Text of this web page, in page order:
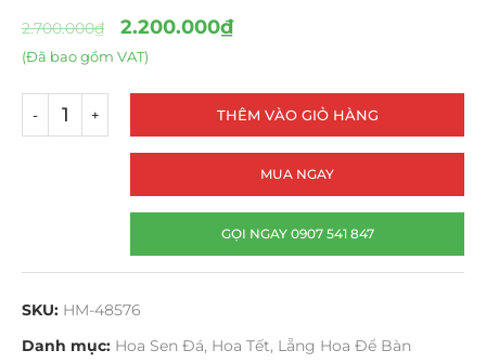
2.700.000₫ 2.200.000₫
(Đã bao gồm VAT)
THÊM VÀO GIỎ HÀNG
MUA NGAY
GỌI NGAY 0907 541 847
SKU: HM-48576
Danh mục: Hoa Sen Đá, Hoa Tết, Lẵng Hoa Để Bàn